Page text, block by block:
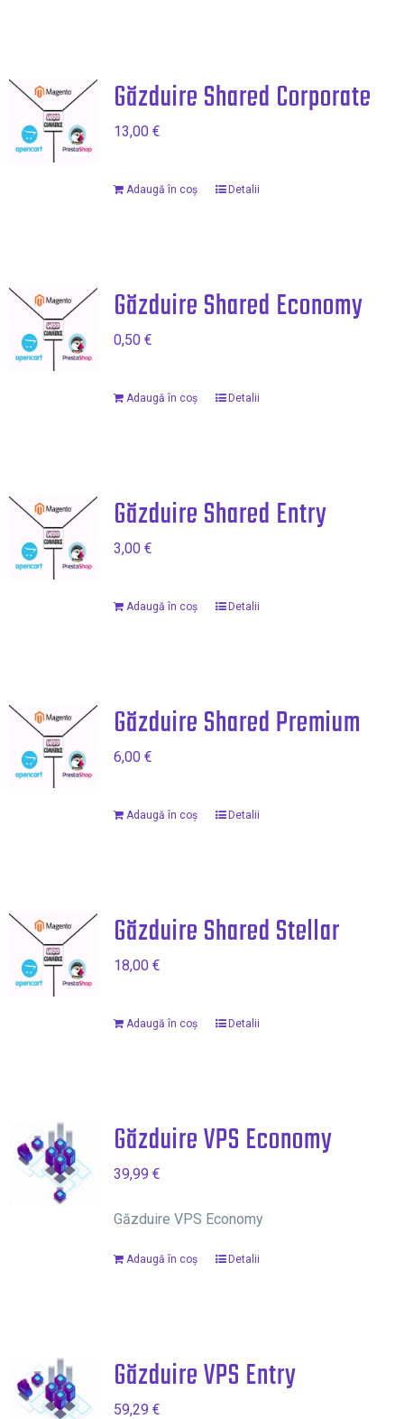
Găzduire Shared Corporate
13,00 €
Adaugă în coș Detalii
Găzduire Shared Economy
0,50 €
Adaugă în coș Detalii
Găzduire Shared Entry
3,00 €
Adaugă în coș Detalii
Găzduire Shared Premium
6,00 €
Adaugă în coș Detalii
Găzduire Shared Stellar
18,00 €
Adaugă în coș Detalii
Găzduire VPS Economy
39,99 €
Găzduire VPS Economy
Adaugă în coș Detalii
Găzduire VPS Entry
59,29 €